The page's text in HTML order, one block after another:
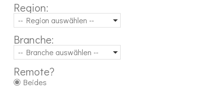
Region:
-- Region auswählen --
Branche:
-- Branche auswählen --
Remote?
Beides